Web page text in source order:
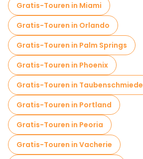
Gratis-Touren in Miami
Gratis-Touren in Orlando
Gratis-Touren in Palm Springs
Gratis-Touren in Phoenix
Gratis-Touren in Taubenschmiede
Gratis-Touren in Portland
Gratis-Touren in Peoria
Gratis-Touren in Vacherie